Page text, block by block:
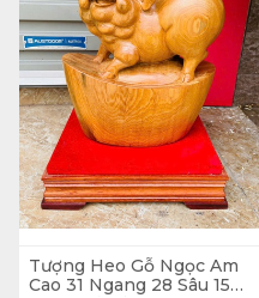
Tượng Heo Gỗ Ngọc Am
Cao 31 Ngang 28 Sâu 15